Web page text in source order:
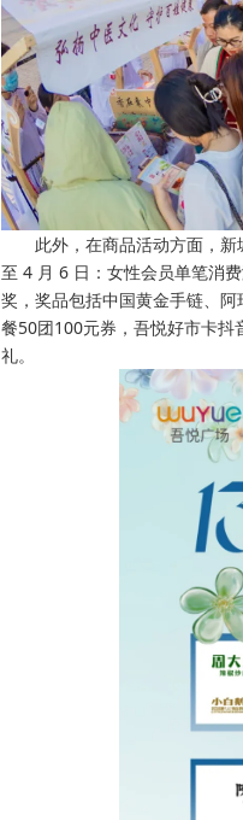
此外，在商品活动方面，
至 4 月 6 日：女性会员单笔消
奖，奖品包括中国黄金手链、
餐50团100元券，吾悦好市卡
礼。